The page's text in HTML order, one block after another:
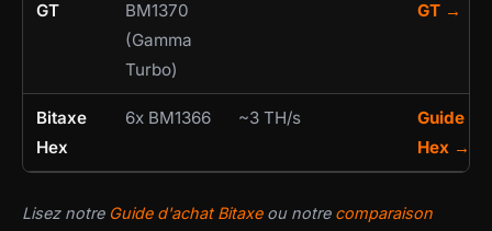
GT
BM1370
(Gamma
Turbo)
GT →
Bitaxe
Hex
6x BM1366 ~3 TH/s
Guide
Hex →
Lisez notre Guide d'achat Bitaxeou notre comparaison